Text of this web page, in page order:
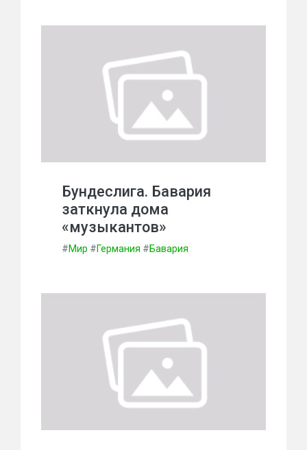
Бундеслига. Бавария
заткнула дома
«музыкантов»
#Мир #Германия #Бавария